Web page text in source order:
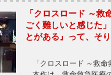
「クロスロード ～
ごく難しいと感じた
とがある』って、そ
「クロスロード ～救命